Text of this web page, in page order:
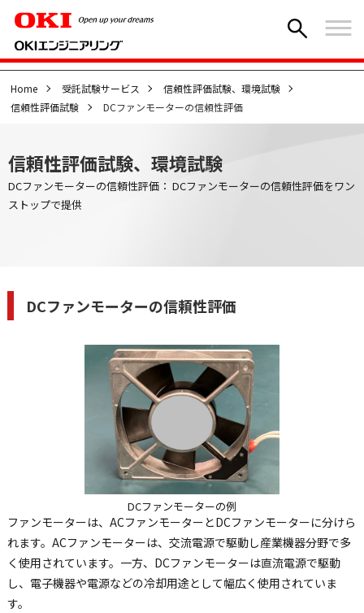
Home 受託試験サービス
信頼性評価試験、環境試験
信頼性評価試験
DCファンモーターの信頼性評価
信頼性評価試験、環境試験
DCファンモーターの信頼性評価： DCファンモーターの信頼性評価をワン
ストップで提供
DCファンモーターの信頼性評価
DCファンモーターの例
ファンモーターは、ACファンモーターとDCファンモーターに分けら
れます。ACファンモーターは、交流電源で駆動し産業機器分野で多
く使用されています。一方、DCファンモーターは直流電源で駆動
し、電子機器や電源などの冷却用途として幅広く使用されていま
す。